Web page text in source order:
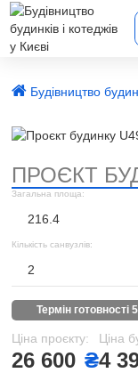
Будівництво
ПРОЄКТ
Загальна площа:
216.4
Кількість санвузлів:
2
термін готовності
Ціна проєкту:
26 600 ₴
Ціна
4